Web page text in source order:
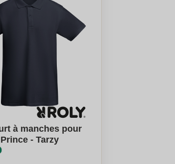
à manches pour
- Tarzy